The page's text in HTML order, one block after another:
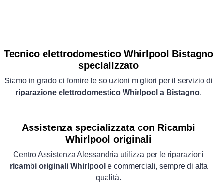
Tecnico elettrodomestico Whirlpool Bistagno
specializzato
Siamo in grado di fornire le soluzioni migliori per il servizio di
riparazione elettrodomestico Whirlpool a Bistagno.
Assistenza specializzata con Ricambi
Whirlpool originali
Centro Assistenza Alessandria utilizza per le riparazioni
ricambi originali Whirlpool e commerciali, sempre di alta
qualità.